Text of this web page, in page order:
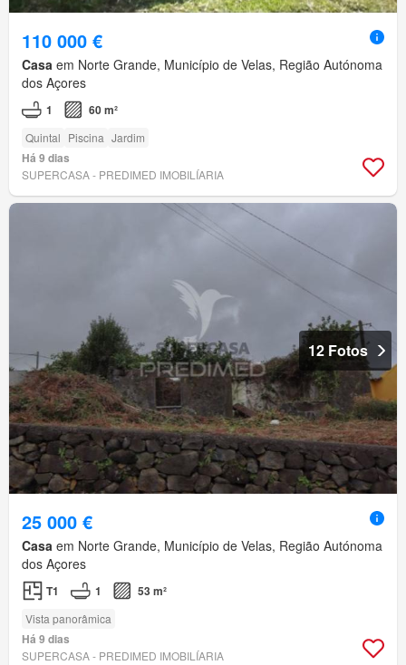
110 000 €
Casa em Norte Grande, Município de Velas, Região Autónoma
dos Açores
1 60 m²
Quintal Piscina Jardim
Há 9 dias
SUPERCASA - PREDIMED IMOBILÍARIA
12 Fotos
25 000 €
Casa em Norte Grande, Município de Velas, Região Autónoma
dos Açores
T1 1 53 m²
Vista panorâmica
Há 9 dias
SUPERCASA - PREDIMED IMOBILÍARIA